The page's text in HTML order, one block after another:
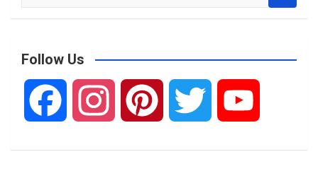
a
c
Follow Us